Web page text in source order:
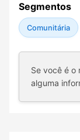
Segmentos
Comunitária
Se você é o
alguma